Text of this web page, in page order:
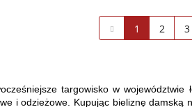
1 2 3
targowisko w województwie
i odzieżowe. Kupując bieliznę damską